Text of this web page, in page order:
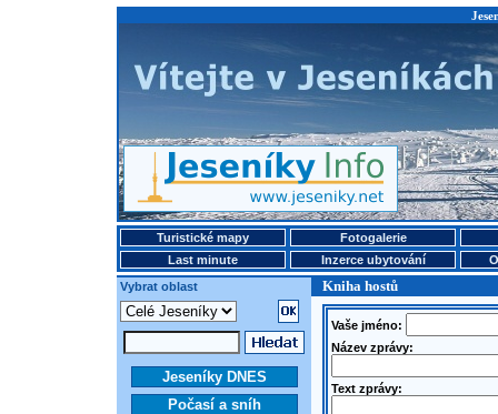
Turistické mapy
Fotogalerie
Last minute
Inzerce ubytování
Vybrat oblast
Kniha hostů
Jeseníky DNES
Počasí a sníh
Vaše jméno:
Název zprávy:
Text zprávy: